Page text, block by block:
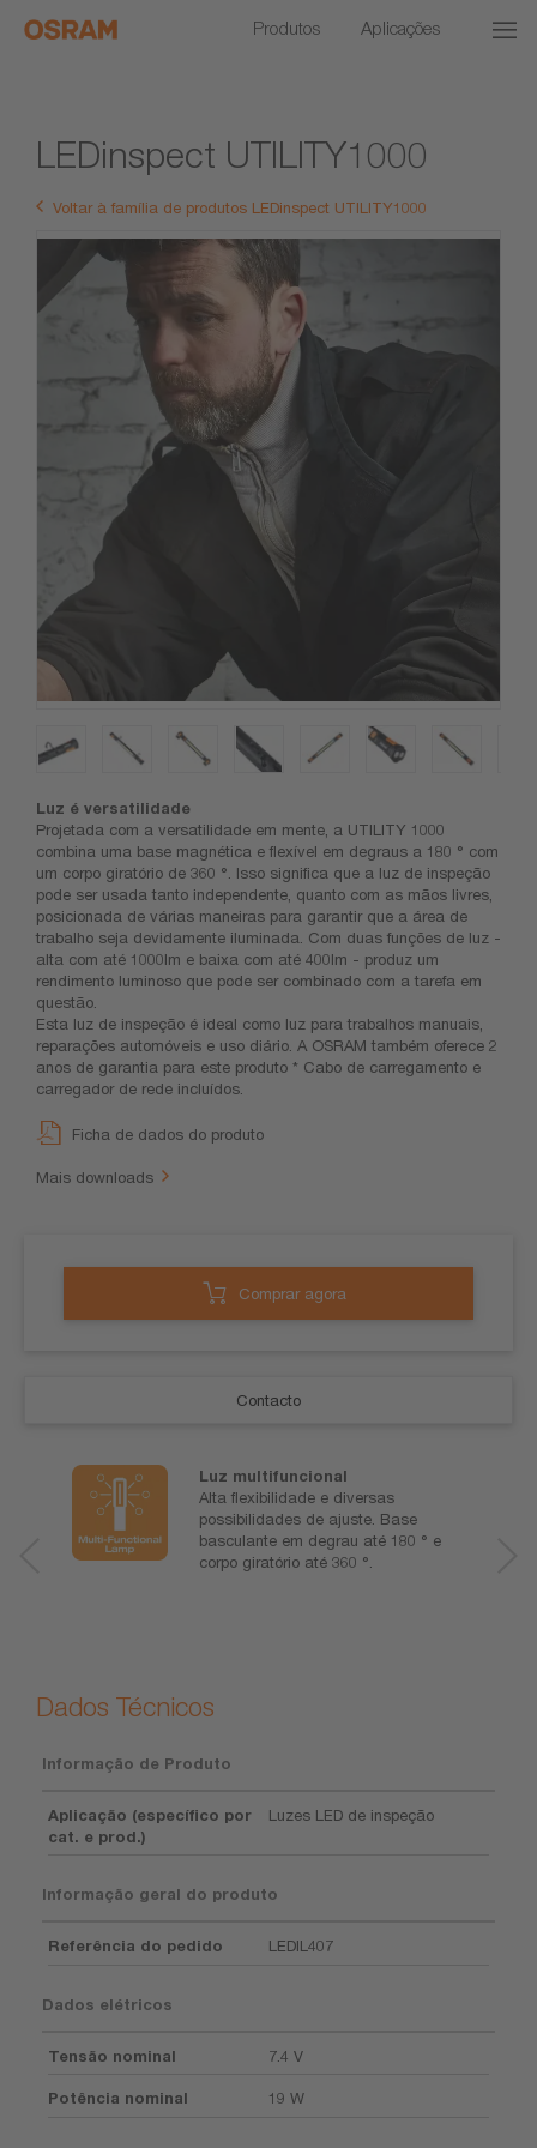
Produtos Aplicações
LEDinspect UTILITY1000
Voltar à família de produtos LEDinspect UTILITY1000
Luz é versatilidade
Projetada com a versatilidade em mente, a UTILITY 1000
combina uma base magnética e flexível em degraus a 180 ° com
um corpo giratório de 360 °. Isso significa que a luz de inspeção
pode ser usada tanto independente, quanto com as mãos livres,
posicionada de várias maneiras para garantir que a área de
trabalho seja devidamente iluminada. Com duas funções de luz -
alta com até 1000lm e baixa com até 400lm - produz um
rendimento luminoso que pode ser combinado com a tarefa em
questão.
Esta luz de inspeção é ideal como luz para trabalhos manuais,
reparações automóveis e uso diário. A OSRAM também oferece 2
anos de garantia para este produto * Cabo de carregamento e
carregador de rede incluídos.
Ficha de dados do produto
Mais downloads
Comprar agora
Contacto
Luz multifuncional
Alta flexibilidade e diversas
possibilidades de ajuste. Base
basculante em degrau até 180 ° e
corpo giratório até 360 °.
Dados Técnicos
Informação de Produto
Aplicação (específico por
cat. e prod.)
Luzes LED de inspeção
Informação geral do produto
Referência do pedido LEDIL407
Dados elétricos
Tensão nominal 7.4 V
Potência nominal 19 W